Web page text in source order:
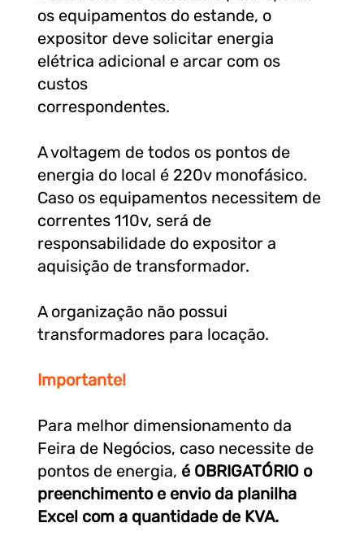
os equipamentos do estande, o
expositor deve solicitar energia
elétrica adicional e arcar com os
custos
correspondentes.
A voltagem de todos os pontos de
energia do local é 220v monofásico.
Caso os equipamentos necessitem de
correntes 110v, será de
responsabilidade do expositor a
aquisição de transformador.
A organização não possui
transformadores para locação.
Importante!
Para melhor dimensionamento da
Feira de Negócios, caso necessite de
pontos de energia, é OBRIGATÓRIO o
preenchimento e envio da planilha
Excel com a quantidade de KVA.